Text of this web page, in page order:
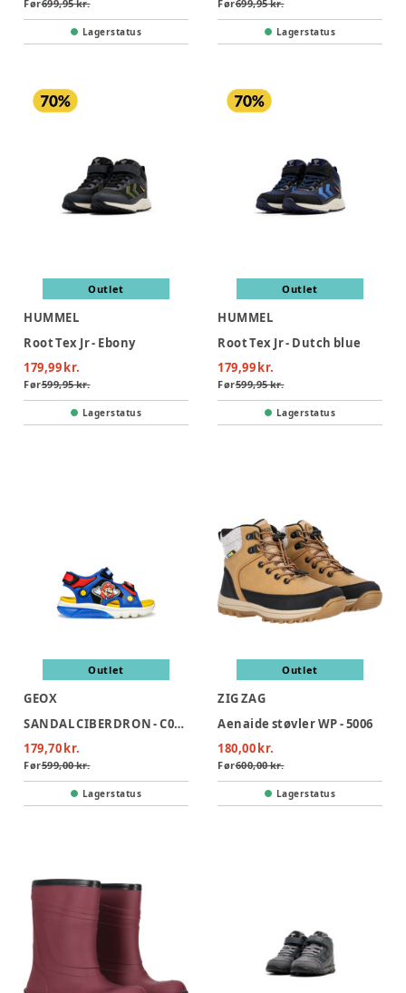
Før699,95 kr.
Lagerstatus
Før699,95 kr.
Lagerstatus
Outlet
HUMMEL
Root Tex Jr - Ebony
179,99 kr.
Før599,95 kr.
Lagerstatus
Outlet
HUMMEL
Root Tex Jr - Dutch blue
179,99 kr.
Før599,95 kr.
Lagerstatus
Outlet
GEOX
SANDAL CIBERDRON - C0833
179,70 kr.
Før599,00 kr.
Lagerstatus
Outlet
ZIG ZAG
Aenaide støvler WP - 5006
180,00 kr.
Før600,00 kr.
Lagerstatus